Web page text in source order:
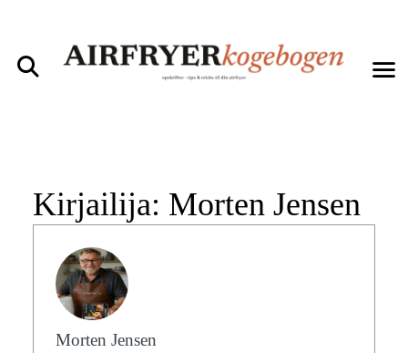
Kirjailija: Morten Jensen
Morten Jensen